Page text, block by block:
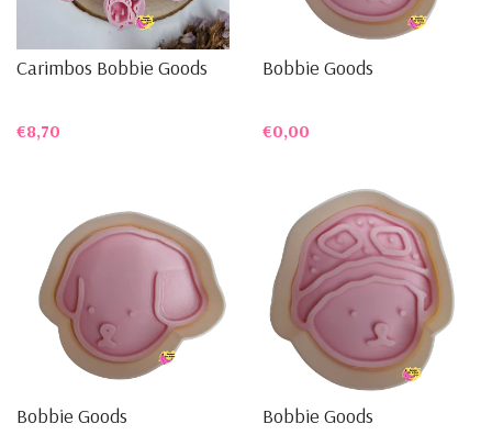
Carimbos Bobbie Goods
€8,70
Bobbie Goods
€0,00
Bobbie Goods Bobbie Goods